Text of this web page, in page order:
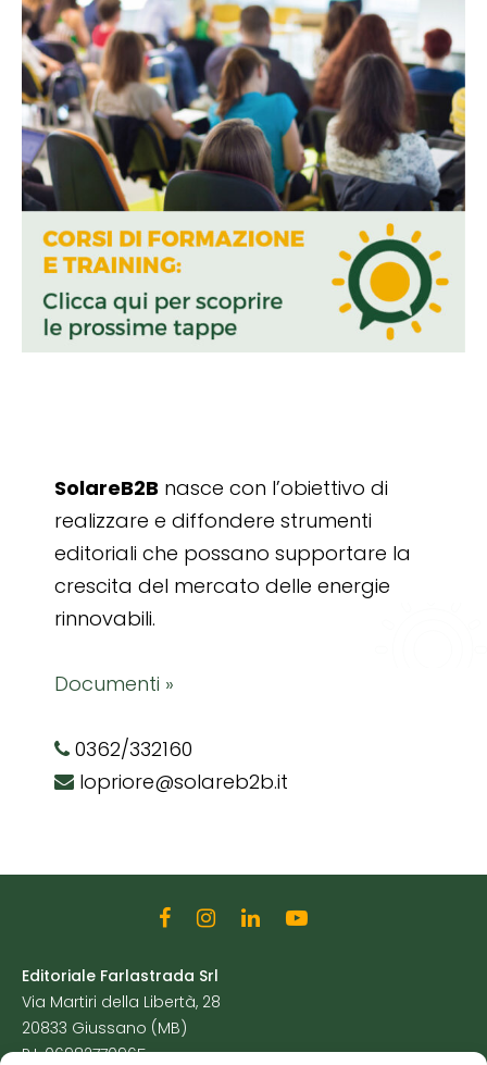
SolareB2B nasce con l’obiettivo di
realizzare e diffondere strumenti
editoriali che possano supportare la
crescita del mercato delle energie
rinnovabili.
Documenti »
0362/332160
lopriore@solareb2b.it
Editoriale Farlastrada Srl
Via Martiri della Libertà, 28
20833 Giussano (MB)
P.I. 06982770965